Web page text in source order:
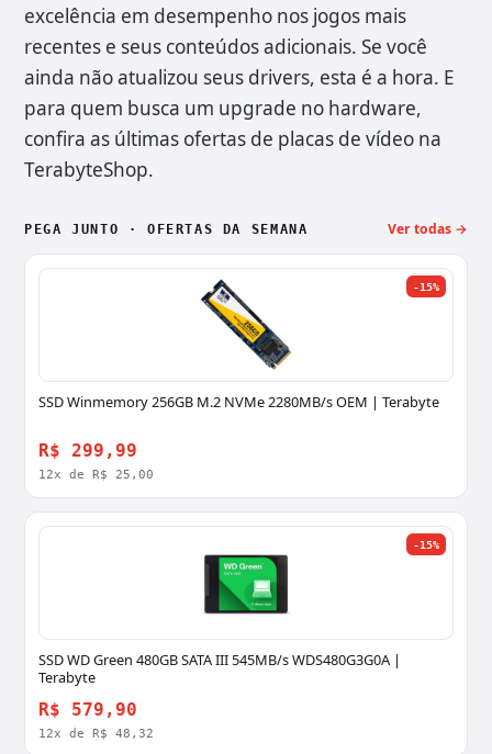
excelência em desempenho nos jogos mais
recentes e seus conteúdos adicionais. Se você
ainda não atualizou seus drivers, esta é a hora. E
para quem busca um upgrade no hardware,
confira as últimas ofertas de placas de vídeo na
TerabyteShop.
PEGA JUNTO · OFERTAS DA SEMANA Ver todas →
-15%
SSD Winmemory 256GB M.2 NVMe 2280MB/s OEM | Terabyte
R$ 299,99
12x de R$ 25,00
-15%
SSD WD Green 480GB SATA III 545MB/s WDS480G3G0A |
Terabyte
R$ 579,90
12x de R$ 48,32